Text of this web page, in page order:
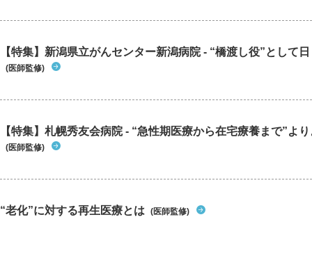
【特集】新潟県立がんセンター新潟病院 - “橋渡し役”として
(医師監修)
【特集】札幌秀友会病院 - “急性期医療から在宅療養まで”よ
(医師監修)
“老化”に対する再生医療とは (医師監修)